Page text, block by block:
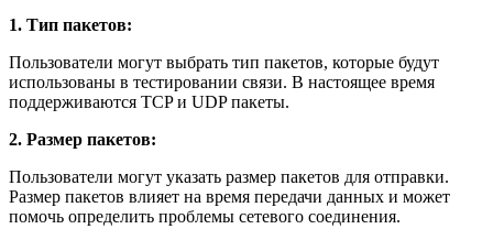
1. Тип пакетов:
Пользователи могут выбрать тип пакетов, которые будут
использованы в тестировании связи. В настоящее время
поддерживаются TCP и UDP пакеты.
2. Размер пакетов:
Пользователи могут указать размер пакетов для отправки.
Размер пакетов влияет на время передачи данных и может
помочь определить проблемы сетевого соединения.